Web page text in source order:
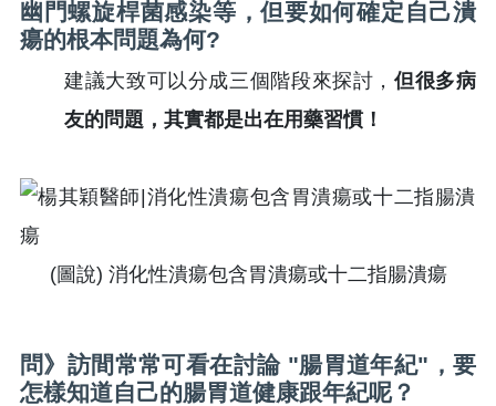
幽門螺旋桿菌感染等，但要如何確定自己潰
瘍的根本問題為何?
建議大致可以分成三個階段來探討，但很多病
友的問題，其實都是出在用藥習慣！
(圖說) 消化性潰瘍包含胃潰瘍或十二指腸潰瘍
問》訪間常常可看在討論 "腸胃道年紀"，要
怎樣知道自己的腸胃道健康跟年紀呢？